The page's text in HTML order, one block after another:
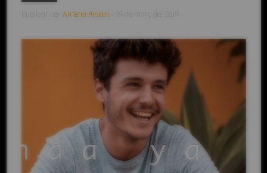
Antena Aldaia